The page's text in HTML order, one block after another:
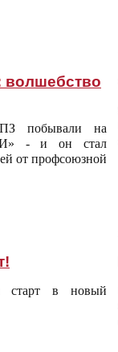
волшебство
побывали на
- и он стал
от профсоюзной
старт в новый